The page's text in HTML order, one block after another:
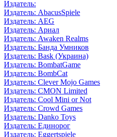
Издатель:
Издатель: AbacusSpiele
Издатель: AEG
Издатель: Ариал
Издатель: Awaken Realms
Издатель: Банда Умников
Издатель: Bask (Украина)
Издатель: BombatGame
Издатель: BombCat
Издатель: Clever Mojo Games
Издатель: CMON Limited
Издатель: Cool Mini or Not
Издатель: Crowd Games
Издатель: Danko Toys
Издатель: Единорог
Издатель: Eggertspiele